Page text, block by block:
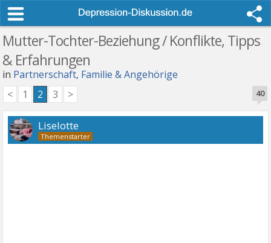
Mutter-Tochter-Beziehung / Konflikte, Tipps
& Erfahrungen
in Partnerschaft, Familie & Angehörige
40
< 1 2 3 >
Liselotte